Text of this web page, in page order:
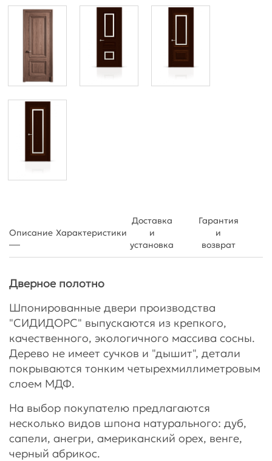
Описание Характеристики
Доставка
и
установка
Гарантия
и
возврат
Дверное полотно
Шпонированные двери производства
"СИДИДОРС" выпускаются из крепкого,
качественного, экологичного массива сосны.
Дерево не имеет сучков и "дышит", детали
покрываются тонким четырехмиллиметровым
слоем МДФ.
На выбор покупателю предлагаются
несколько видов шпона натурального: дуб,
сапели, анегри, американский орех, венге,
черный абрикос.